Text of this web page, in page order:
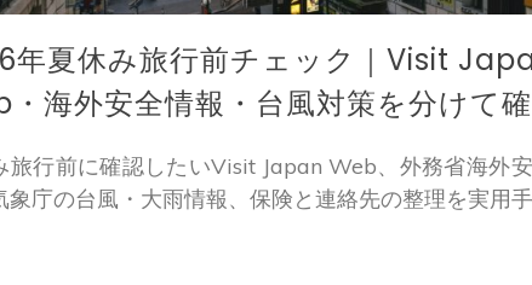
年夏休み旅行前チェック｜Visit
海外安全情報・台風対策を分けて
旅行前に確認したいVisit Japan Web、外務省海外
象庁の台風・大雨情報、保険と連絡先の整理を実用